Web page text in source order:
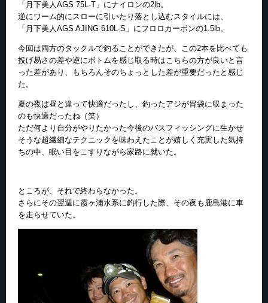
「月下美人AGS 75L-T」にナイロンの2lb。
逆にワーム的にスローに引いたり落とし込むスタイルには、
「月下美人AGS AJING 610L-S」にフロロカーボンの1.5lb。
今回は両方のタックルで釣ることができたが、この2本を比べても
投げ易さの差や逆にボトムを感じ取る時はこちらの方が良いと言
った差があり、もちろんそのちょっとした差が重要だったと感じ
た。
夏の夜は昼と違って快適だったし、釣ったアジが胃袋に収まった
のも快適だったね（笑）
ただ何より自分がやりたかった今後のバスフィッシングに生かせ
そうな超繊細なテクニックを味わえたことが嬉しく充実した気持
ちの中、眠い目をこすりながら家路に就いた。
ところが、それで終わらなかった。
さらにその翌週に霞ヶ浦水系に釣行した際、その夜も鹿島港に車
を走らせていた。